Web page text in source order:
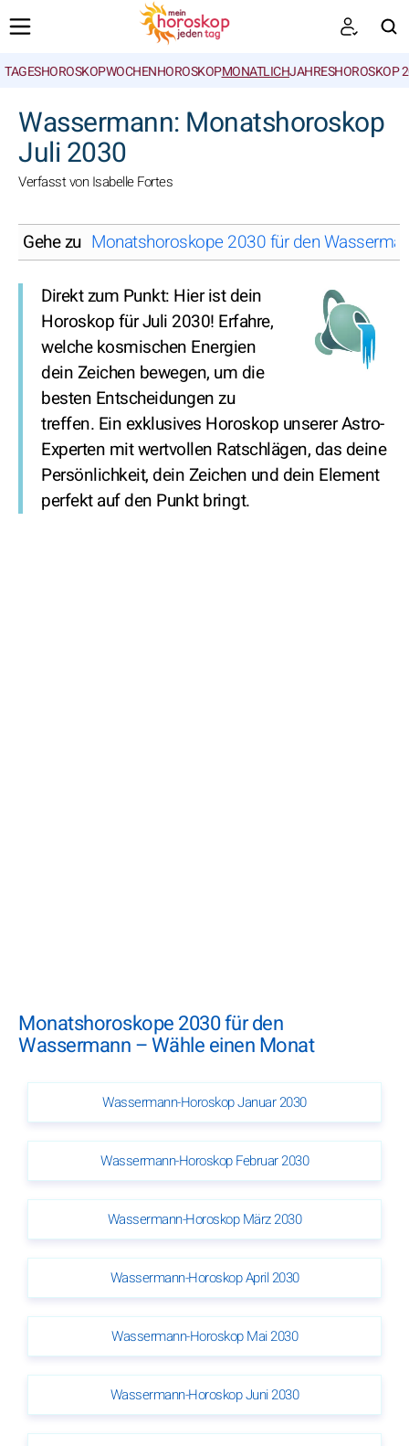
TAGESHOROSKOPWOCHENHOROSKOPMONATLICHJAHRESHOROSKOP
Wassermann: Monatshoroskop
Juli 2030
Verfasst von Isabelle Fortes
Gehe zu Monatshoroskope 2030 für den
Direkt zum Punkt: Hier ist dein
Horoskop für Juli 2030! Erfahre,
welche kosmischen Energien
dein Zeichen bewegen, um die
besten Entscheidungen zu
treffen. Ein exklusives Horoskop unserer Astro-
Experten mit wertvollen Ratschlägen, das deine
Persönlichkeit, dein Zeichen und dein Element
perfekt auf den Punkt bringt.
Monatshoroskope 2030 für den
Wassermann – Wähle einen Monat
Wassermann-Horoskop Januar 2030
Wassermann-Horoskop Februar 2030
Wassermann-Horoskop März 2030
Wassermann-Horoskop April 2030
Wassermann-Horoskop Mai 2030
Wassermann-Horoskop Juni 2030